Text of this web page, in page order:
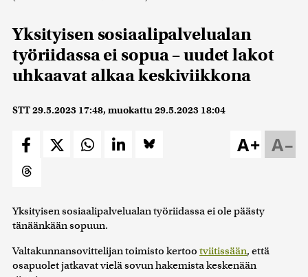
Yksityisen sosiaalipalvelualan
työriidassa ei sopua – uudet lakot
uhkaavat alkaa keskiviikkona
STT29.5.2023 17:48, muokattu29.5.2023 18:04
A–
A+
Yksityisen sosiaalipalvelualan työriidassa ei ole päästy
tänäänkään sopuun.
Valtakunnansovittelijan toimisto kertoo tviitissään, että
osapuolet jatkavat vielä sovun hakemista keskenään